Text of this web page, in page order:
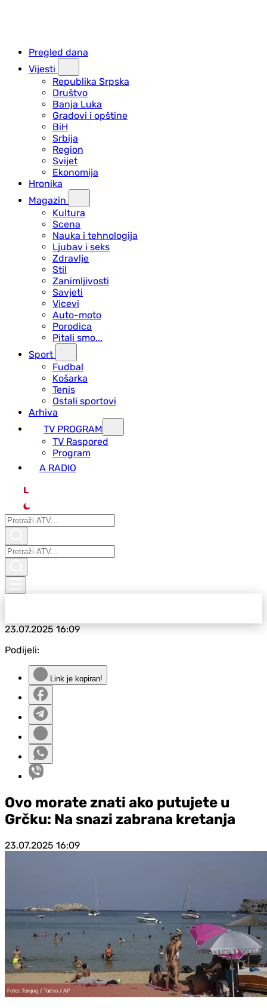
Pregled dana
Vijesti
Republika Srpska
Društvo
Banja Luka
Gradovi i opštine
BiH
Srbija
Region
Svijet
Ekonomija
Hronika
Magazin
Kultura
Scena
Nauka i tehnologija
Ljubav i seks
Zdravlje
Stil
Zanimljivosti
Savjeti
Vicevi
Auto-moto
Porodica
Pitali smo...
Sport
Fudbal
Košarka
Tenis
Ostali sportovi
Arhiva
TV PROGRAM
ТV Raspored
Program
A RADIO
L
23.07.202516:09
Podijeli:
Link je kopiran!
Ovo morate znati ako putujete u
Grčku: Na snazi zabrana kretanja
23.07.2025 16:09